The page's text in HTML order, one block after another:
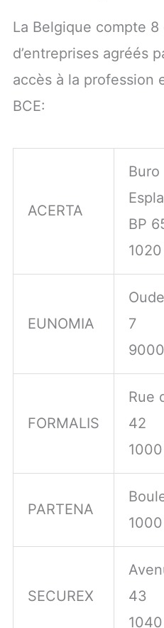
La Belgique compte
d’entreprises agréés
accès à la profession
BCE:
ACERTA
BP
EUNOMIA
7
FORMALIS
Rue
42
PARTENA
SECUREX
43